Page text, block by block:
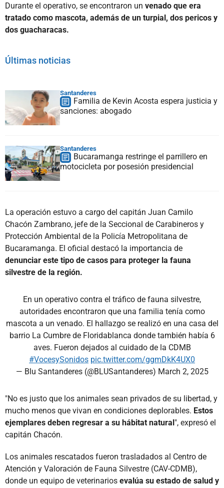
Durante el operativo, se encontraron un venado que era
tratado como mascota, además de un turpial, dos pericos y
dos guacharacas.
Últimas noticias
Santanderes
Familia de Kevin Acosta espera justicia y
sanciones: abogado
Santanderes
Bucaramanga restringe el parrillero en
motocicleta por posesión presidencial
La operación estuvo a cargo del capitán Juan Camilo
Chacón Zambrano, jefe de la Seccional de Carabineros y
Protección Ambiental de la Policía Metropolitana de
Bucaramanga. El oficial destacó la importancia de
denunciar este tipo de casos para proteger la fauna
silvestre de la región.
En un operativo contra el tráfico de fauna silvestre,
autoridades encontraron que una familia tenía como
mascota a un venado. El hallazgo se realizó en una casa del
barrio La Cumbre de Floridablanca donde también había 6
aves. Fueron dejados al cuidado de la CDMB
#VocesySonidos pic.twitter.com/ggmDkK4UX0
— Blu Santanderes (@BLUSantanderes) March 2, 2025
"No es justo que los animales sean privados de su libertad, y
mucho menos que vivan en condiciones deplorables. Estos
ejemplares deben regresar a su hábitat natural", expresó el
capitán Chacón.
Los animales rescatados fueron trasladados al Centro de
Atención y Valoración de Fauna Silvestre (CAV-CDMB),
donde un equipo de veterinarios evalúa su estado de salud y